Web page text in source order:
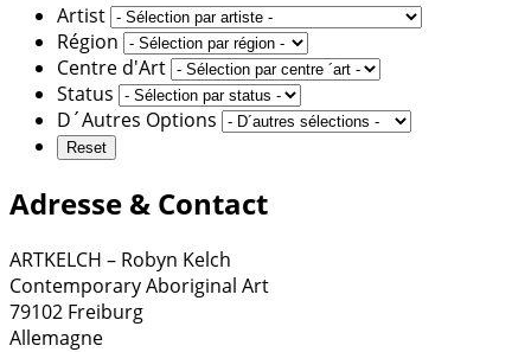
Artist
Région
Centre d'Art
Status
D´Autres Options
Adresse & Contact
ARTKELCH – Robyn Kelch
Contemporary Aboriginal Art
79102 Freiburg
Allemagne